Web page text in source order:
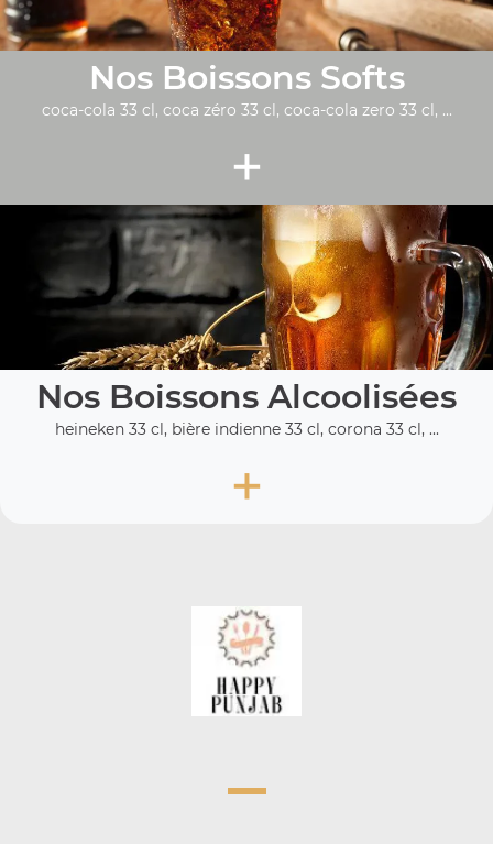
Nos Boissons Softs
coca-cola 33 cl, coca zéro 33 cl, coca-cola zero 33 cl, ...
+
Nos Boissons Alcoolisées
heineken 33 cl, bière indienne 33 cl, corona 33 cl, ...
+